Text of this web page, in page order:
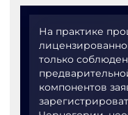
На практике
только
компонентов